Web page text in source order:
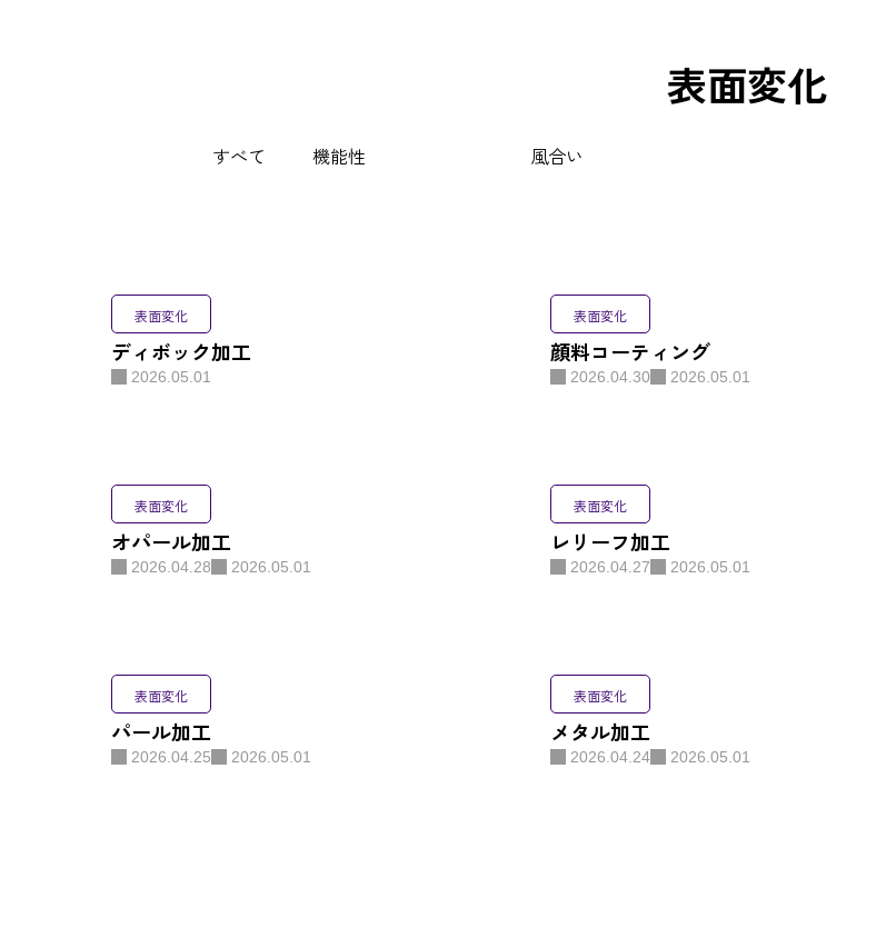
表面変化
表面変化
ディボック加工
2026.05.01
表面変化
顔料コーティング
2026.04.30 2026.05.01
表面変化
オパール加工
2026.04.28 2026.05.01
表面変化
レリーフ加工
2026.04.27 2026.05.01
表面変化
パール加工
2026.04.25 2026.05.01
表面変化
メタル加工
2026.04.24 2026.05.01